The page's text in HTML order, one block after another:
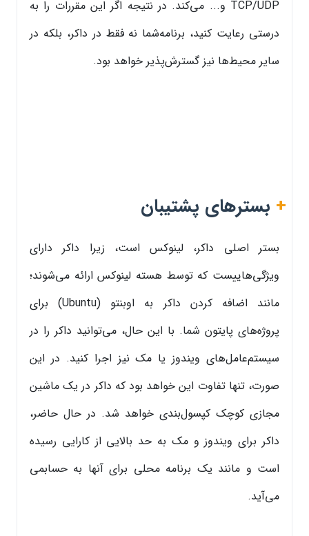
TCP/UDP و... می‌کند. در نتیجه اگر این مقررات را به
درستی رعایت کنید، برنامه‌شما نه فقط در داکر، بلکه در
سایر محیط‌ها نیز گسترش‌پذیر خواهد بود.
+ بسترهای پشتیبان
بستر اصلی داکر، لینوکس است، زیرا داکر دارای
ویژگی‌هاییست که توسط هسته لینوکس ارائه می‌شوند؛
مانند اضافه کردن داکر به اوبنتو (Ubuntu) برای
پروژه‌های پایتون شما. با این حال، می‌توانید داکر را در
سیستم‌عامل‌های ویندوز یا مک نیز اجرا کنید. در این
صورت، تنها تفاوت این خواهد بود که داکر در یک ماشین
مجازی کوچک کپسول‌بندی خواهد شد. در حال حاضر،
داکر برای ویندوز و مک به حد بالایی از کارایی رسیده
است و مانند یک برنامه محلی برای آنها به حسابمی
می‌آید.